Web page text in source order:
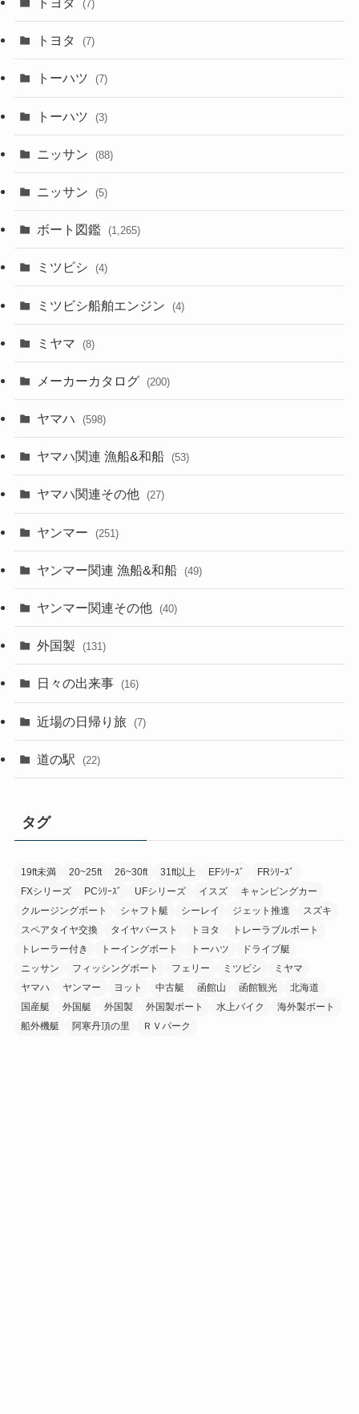
(7)
トヨタ (7)
トーハツ (7)
トーハツ (3)
ニッサン (88)
ニッサン (5)
ボート図鑑 (1,265)
ミツビシ (4)
ミツビシ船舶エンジン (4)
ミヤマ (8)
メーカーカタログ (200)
ヤマハ (598)
ヤマハ関連 漁船&和船 (53)
ヤマハ関連その他 (27)
ヤンマー (251)
ヤンマー関連 漁船&和船 (49)
ヤンマー関連その他 (40)
外国製 (131)
日々の出来事 (16)
近場の日帰り旅 (7)
道の駅 (22)
タグ
19ft未満 20~25ft 26~30ft 31ft以上 EFｼﾘｰｽﾞ
FRｼﾘｰｽﾞ
FXシリーズ
PCｼﾘｰｽﾞ UFシリーズ イスズ
キャンピングカー
クルージングボート
シャフト艇 シーレイ ジェット推進
スズキ
スペアタイヤ交換
タイヤバースト トヨタ
トレーラブルボート
トレーラー付き
トーイングボート トーハツ
ドライブ艇
ニッサン
フィッシングボート フェリー ミツビシ
ミヤマ
ヤマハ
ヤンマー ヨット 中古艇 函館山 函館観光
北海道
国産艇
外国艇 外国製 外国製ボート 水上バイク
海外製ボート
船外機艇
阿寒丹頂の里 ＲＶパーク